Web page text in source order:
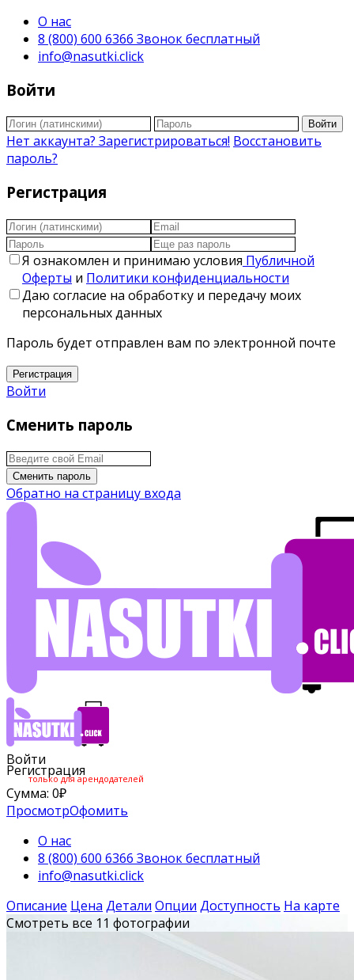
О нас
8 (800) 600 6366 Звонок бесплатный
info@nasutki.click
Войти
Войти
Нет аккаунта? Зарегистрироваться! Восстановить
пароль?
Регистрация
Я ознакомлен и принимаю условия Публичной
Оферты и Политики конфиденциальности
Даю согласие на обработку и передачу моих
персональных данных
Пароль будет отправлен вам по электронной почте
Регистрация
Войти
Сменить пароль
Сменить пароль
Обратно на страницу входа
Войти
Регистрация
только для арендодателей
Сумма: 0₽
ПросмотрОфомить
О нас
8 (800) 600 6366 Звонок бесплатный
info@nasutki.click
Описание Цена Детали Опции Доступность На карте
Смотреть все 11 фотографии